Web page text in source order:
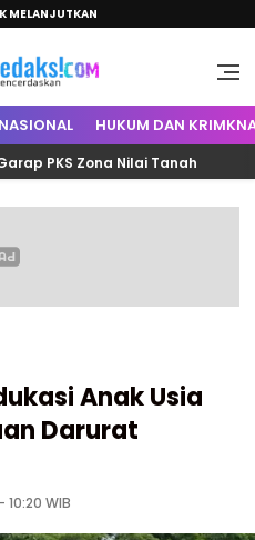
MELANJUTKAN
NASIONAL HUKUM DAN
Zona Nilai Tanah
Anak Usia
Darurat
WIB